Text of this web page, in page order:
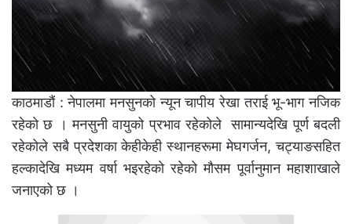
काठमाडौं : नेपालमा मनसुनको न्यून चापीय रेखा तराई भू-भाग नजिक
रहेको छ । मनसुनी वायुको प्रभाव रहेकोले सामान्यदेखि पूर्ण बदली
रहेकोले सबै प्रदेशका केहीकेही स्थानहरूमा मेघगर्जन, चट्याङसहित
हल्कादेखि मध्यम वर्षा भइरहेको रहेको मौसम पूर्वानुमान महाशाखाले
जनाएको छ ।